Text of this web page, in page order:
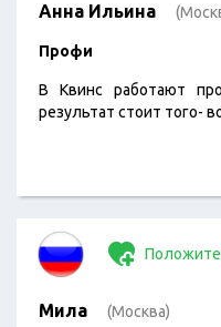
Анна Ильина
Профи
В Квинс работают
результат стоит того-
Мила (Москва)